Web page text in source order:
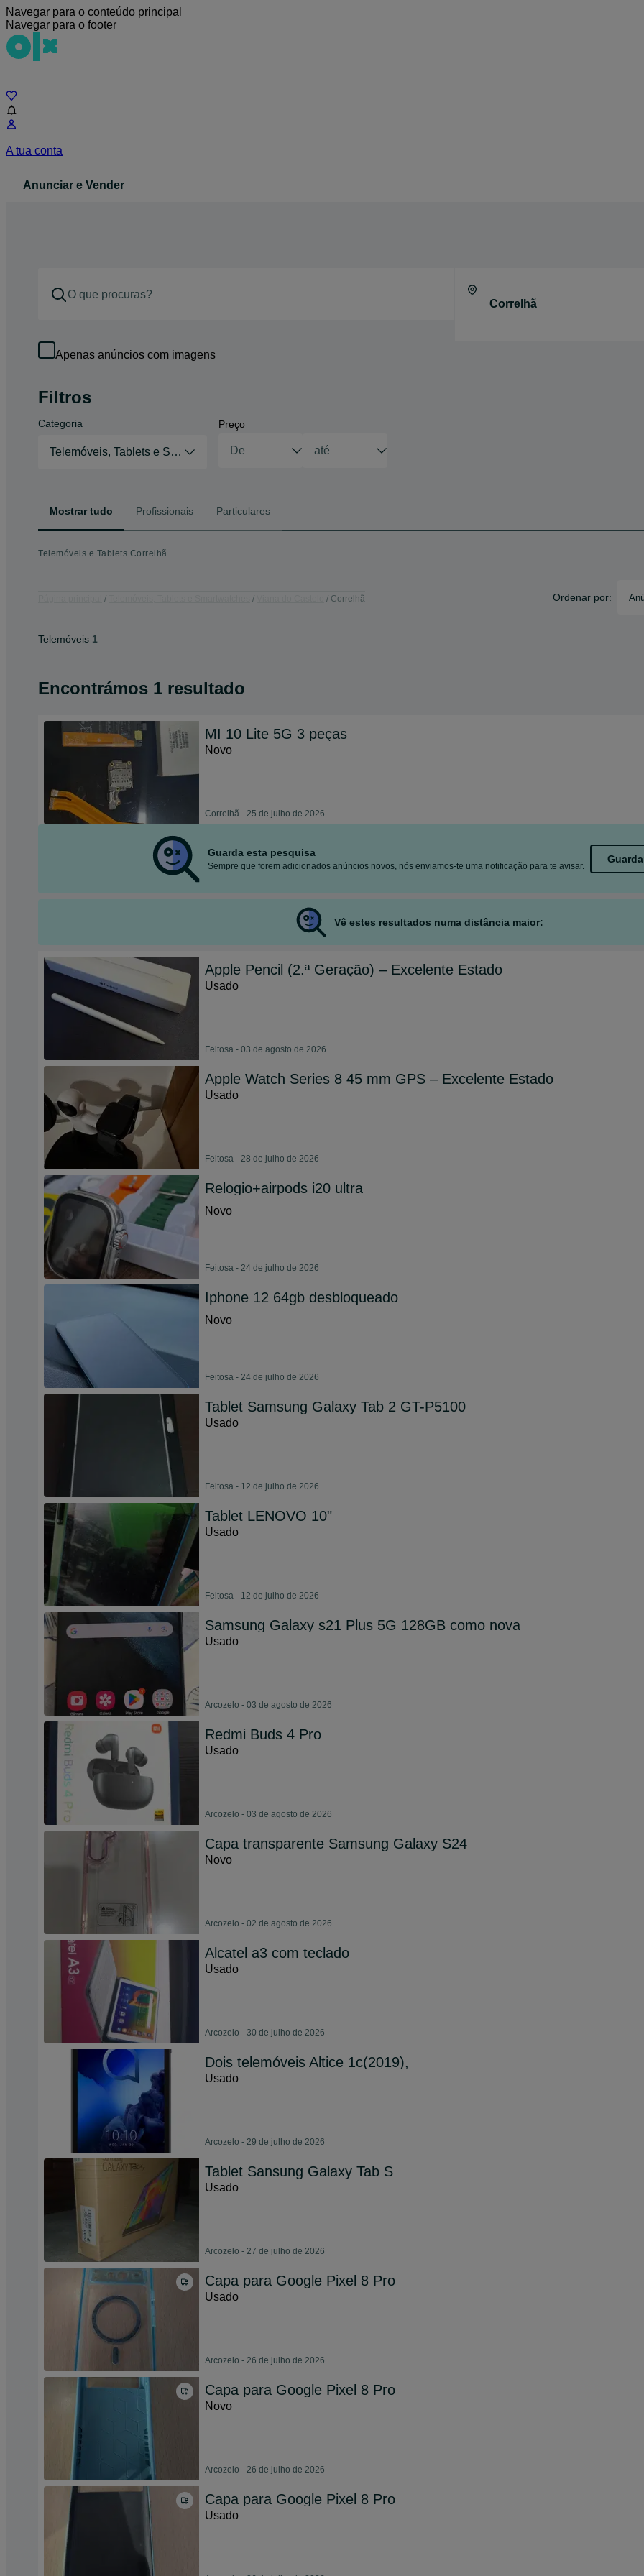
Navegar para o conteúdo principal
Navegar para o footer
A tua conta
Anunciar e Vender
Apenas anúncios com imagens
Filtros
Categoria
Telemóveis, Tablets e Smartwatches
Preço
Mostrar tudo Profissionais Particulares
Telemóveis e Tablets Correlhã
Correlhã Ordenar por:
Telemóveis 1
Encontrámos 1 resultado
MI 10 Lite 5G 3 peças
Novo
Correlhã - 25 de julho de 2026
Guarda esta pesquisa
Sempre que forem adicionados anúncios novos, nós enviamos-te uma notificação para te avisar.
Vê estes resultados numa distância maior:
Apple Pencil (2.ª Geração) – Excelente Estado
Usado
Feitosa - 03 de agosto de 2026
Apple Watch Series 8 45 mm GPS – Excelente Estado
Usado
Feitosa - 28 de julho de 2026
Relogio+airpods i20 ultra
Novo
Feitosa - 24 de julho de 2026
Iphone 12 64gb desbloqueado
Novo
Feitosa - 24 de julho de 2026
Tablet Samsung Galaxy Tab 2 GT-P5100
Usado
Feitosa - 12 de julho de 2026
Tablet LENOVO 10"
Usado
Feitosa - 12 de julho de 2026
Samsung Galaxy s21 Plus 5G 128GB como nova
Usado
Arcozelo - 03 de agosto de 2026
Redmi Buds 4 Pro
Usado
Arcozelo - 03 de agosto de 2026
Capa transparente Samsung Galaxy S24
Novo
Arcozelo - 02 de agosto de 2026
Alcatel a3 com teclado
Usado
Arcozelo - 30 de julho de 2026
Dois telemóveis Altice 1c(2019),
Usado
Arcozelo - 29 de julho de 2026
Tablet Sansung Galaxy Tab S
Usado
Arcozelo - 27 de julho de 2026
Capa para Google Pixel 8 Pro
Usado
Arcozelo - 26 de julho de 2026
Capa para Google Pixel 8 Pro
Novo
Arcozelo - 26 de julho de 2026
Capa para Google Pixel 8 Pro
Usado